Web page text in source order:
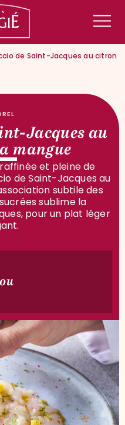
de Saint-Jacques au citron
Jacques au
mangue
et pleine de
de Saint-Jacques au
subtile des
sublime la
pour un plat léger